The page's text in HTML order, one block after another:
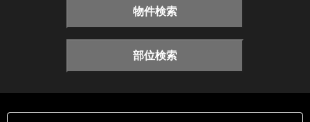
物件検索
部位検索